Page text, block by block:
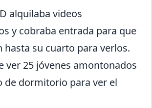
alquilaba videos
y cobraba entrada para que
hasta su cuarto para verlos.
ver 25 jóvenes amontonados
de dormitorio para ver el